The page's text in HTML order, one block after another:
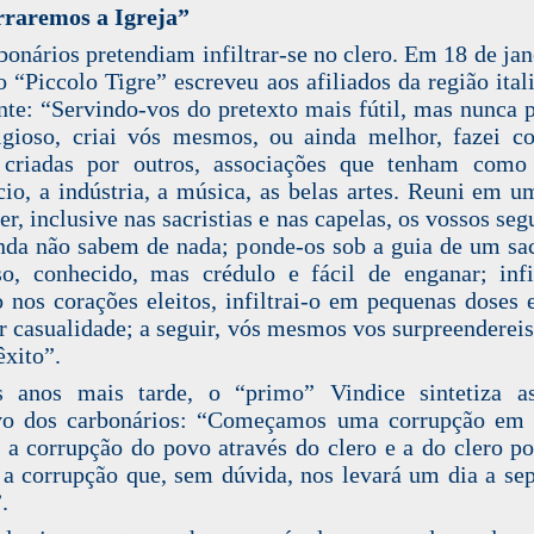
a Igreja”
pretendiam infiltrar-se no clero. Em 18 de
“Piccolo Tigre” escreveu aos afiliados da região
“Servindo-vos do pretexto mais fútil, mas nunca
criai vós mesmos, ou ainda melhor, fazei
por outros, associações que tenham
a indústria, a música, as belas artes. Reuni em
inclusive nas sacristias e nas capelas, os vossos
não sabem de nada; ponde-os sob a guia de um
conhecido, mas crédulo e fácil de enganar;
nos corações eleitos, infiltrai-o em pequenas doses
casualidade; a seguir, vós mesmos vos
anos mais tarde, o “primo” Vindice sintetiza
dos carbonários: “Começamos uma corrupção em
a corrupção do povo através do clero e a do clero
corrupção que, sem dúvida, nos levará um dia a